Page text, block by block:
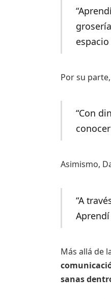
Por su
“Con
Asimismo,
“A
Más allá de
sanas